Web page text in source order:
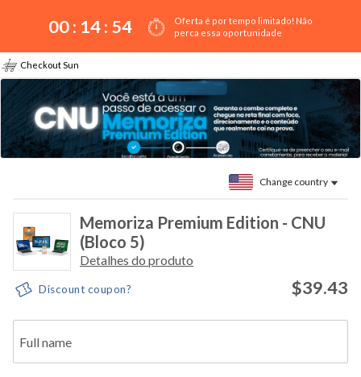
00 : 14: 54
Oferta é por tempo limitado! Não
perca essa oportunidade
Checkout Sun
Change country
Memoriza Premium Edition - CNU
(Bloco 5)
Detalhes do produto
Discount coupon? $39.43
Full name